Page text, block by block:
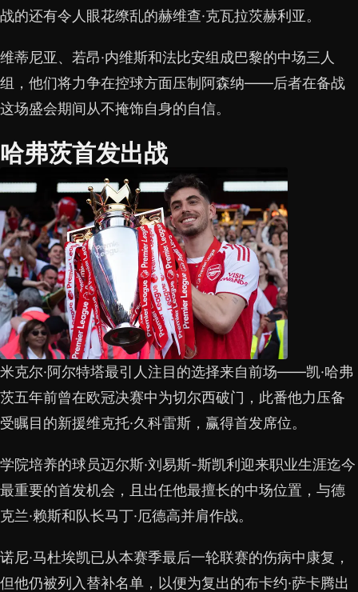
战的还有令人眼花缭乱的赫维查·克瓦拉茨赫利亚。
维蒂尼亚、若昂·内维斯和法比安组成巴黎的中场三人
组，他们将力争在控球方面压制阿森纳——后者在备战
这场盛会期间从不掩饰自身的自信。
哈弗茨首发出战
米克尔·阿尔特塔最引人注目的选择来自前场——凯·哈弗
茨五年前曾在欧冠决赛中为切尔西破门，此番他力压备
受瞩目的新援维克托·久科雷斯，赢得首发席位。
学院培养的球员迈尔斯·刘易斯-斯凯利迎来职业生涯迄今
最重要的首发机会，且出任他最擅长的中场位置，与德
克兰·赖斯和队长马丁·厄德高并肩作战。
诺尼·马杜埃凯已从本赛季最后一轮联赛的伤病中康复，
但他仍被列入替补名单，以便为复出的布卡约·萨卡腾出